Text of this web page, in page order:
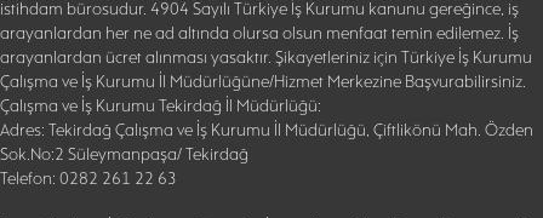
istihdam bürosudur. 4904 Sayılı Türkiye İş Kurumu kanunu gereğince, iş
arayanlardan her ne ad altında olursa olsun menfaat temin edilemez. İş
arayanlardan ücret alınması yasaktır. Şikayetleriniz için Türkiye İş Kurumu
Çalışma ve İş Kurumu İl Müdürlüğüne/Hizmet Merkezine Başvurabilirsiniz.
Çalışma ve İş Kurumu Tekirdağ İl Müdürlüğü:
Adres: Tekirdağ Çalışma ve İş Kurumu İl Müdürlüğü, Çiftlikönü Mah. Özden
Sok.No:2 Süleymanpaşa/ Tekirdağ
Telefon: 0282 261 22 63